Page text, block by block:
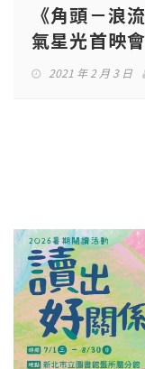
《角頭－浪
氣星光首映會
2021 年 2 月 3 日